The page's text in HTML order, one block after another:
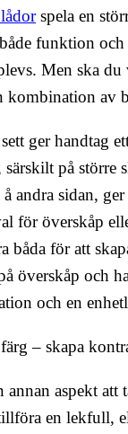
spela en
funktion
Men ska du
kombination av
ger handtag
särskilt på större
andra sidan,
för överskåp
båda för att
överskåp och
och en
– skapa
annan aspekt
en lekfull,